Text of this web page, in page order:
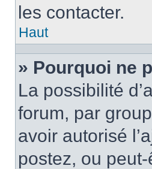
les contacter.
Haut
» Pourquoi ne
La possibilité
forum, par
avoir autorisé
postez, ou